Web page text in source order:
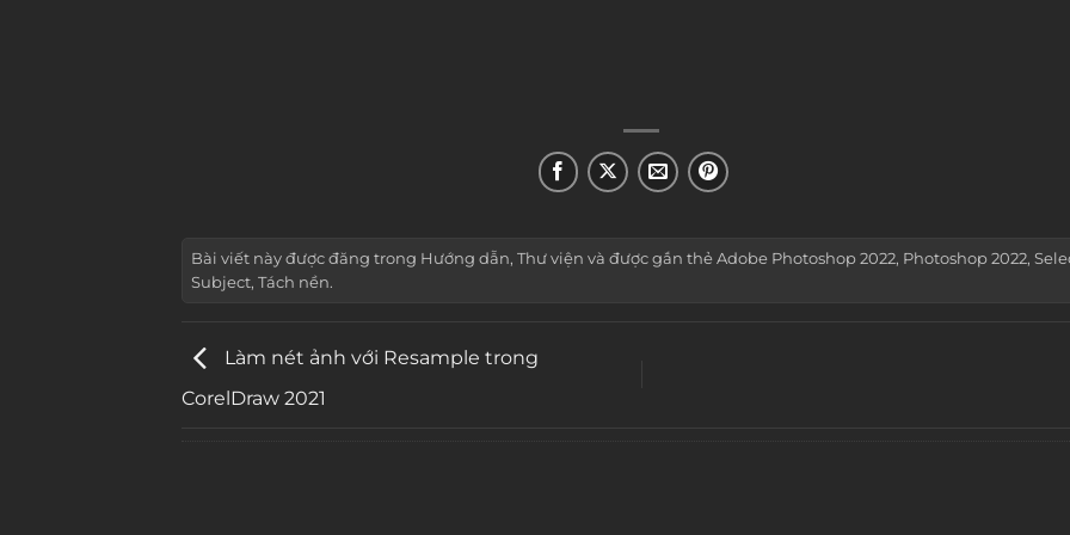
Bài viết này được đăng trong Hướng dẫn, Thư viện và được gắn thẻAdobe Photoshop 2022, Photoshop 2022,
Subject, Tách nền.
Làm nét ảnh với Resample trong
CorelDraw 2021